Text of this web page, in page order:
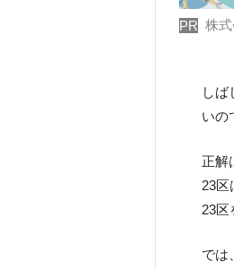
PR 株
しば
いの
正解
23区
23区
では